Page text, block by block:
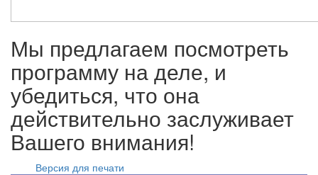
Мы предлагаем посмотреть
программу на деле, и
убедиться, что она
действительно заслуживает
Вашего внимания!
Версия для печати